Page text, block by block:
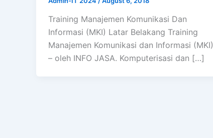
Training Manajemen Komunikasi Dan
Informasi (MKI) Latar Belakang Training
Manajemen Komunikasi dan Informasi (MKI)
– oleh INFO JASA. Komputerisasi dan […]